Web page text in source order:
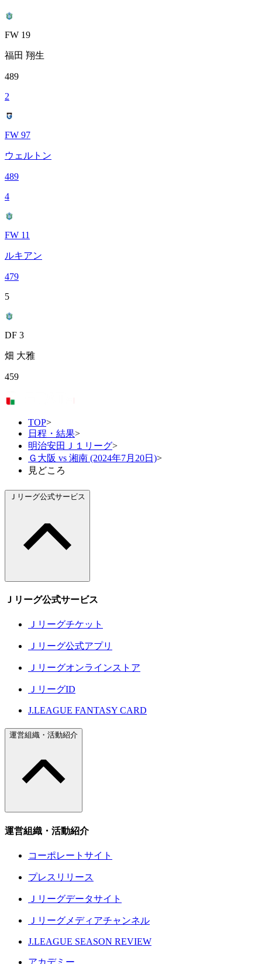
FW 19
福田 翔生
489
2
FW 97
ウェルトン
489
4
FW 11
ルキアン
479
5
DF 3
畑 大雅
459
TOP>
日程・結果>
明治安田Ｊ１リーグ>
Ｇ大阪 vs 湘南 (2024年7月20日)>
見どころ
Ｊリーグ公式サービス
Ｊリーグ公式サービス
Ｊリーグチケット
Ｊリーグ公式アプリ
Ｊリーグオンラインストア
ＪリーグID
J.LEAGUE FANTASY CARD
運営組織・活動紹介
運営組織・活動紹介
コーポレートサイト
プレスリリース
Ｊリーグデータサイト
Ｊリーグメディアチャンネル
J.LEAGUE SEASON REVIEW
アカデミー